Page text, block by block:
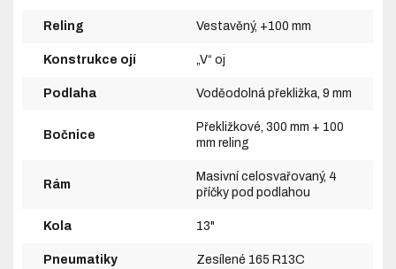
Reling Vestavěný, +100 mm
Konstrukce ojí „V“ oj
Podlaha Voděodolná překližka, 9 mm
Bočnice
Překližkové, 300 mm + 100
mm reling
Rám
Masivní celosvařovaný, 4
příčky pod podlahou
Kola 13"
Pneumatiky Zesílené 165 R13C